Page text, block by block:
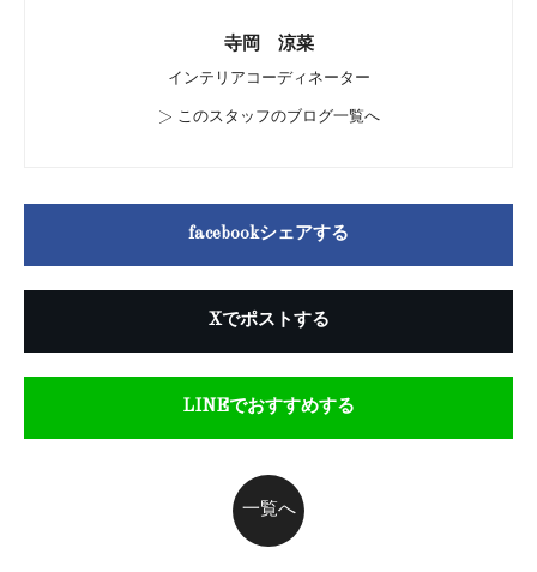
寺岡 涼菜
インテリアコーディネーター
> このスタッフのブログ一覧へ
facebookシェアする
Xでポストする
LINEでおすすめする
一覧へ